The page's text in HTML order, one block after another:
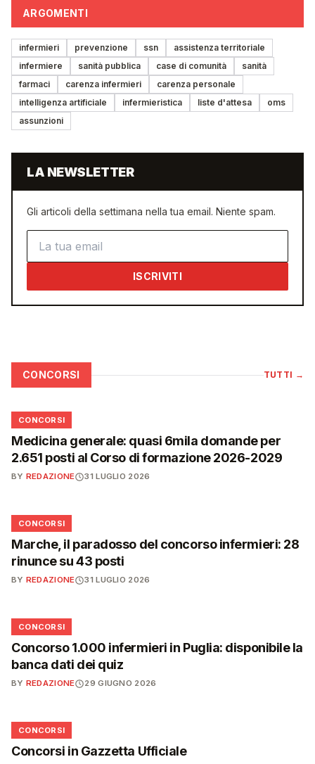
ARGOMENTI
infermieri prevenzione ssn
assistenza territoriale
infermiere
sanità pubblica case di comunità
sanità
farmaci
carenza infermieri
carenza personale
intelligenza artificiale
infermieristica liste d'attesa
oms
assunzioni
LA NEWSLETTER
Gli articoli della settimana nella tua email. Niente spam.
ISCRIVITI
CONCORSI TUTTI →
📋
CONCORSI
Medicina generale: quasi 6mila domande per
2.651 posti al Corso di formazione 2026-2029
BY REDAZIONE 31 LUGLIO 2026
📋
CONCORSI
Marche, il paradosso del concorso infermieri: 28
rinunce su 43 posti
BY REDAZIONE 31 LUGLIO 2026
📋
CONCORSI
Concorso 1.000 infermieri in Puglia: disponibile la
banca dati dei quiz
BY REDAZIONE 29 GIUGNO 2026
📋
CONCORSI
Concorsi in Gazzetta Ufficiale